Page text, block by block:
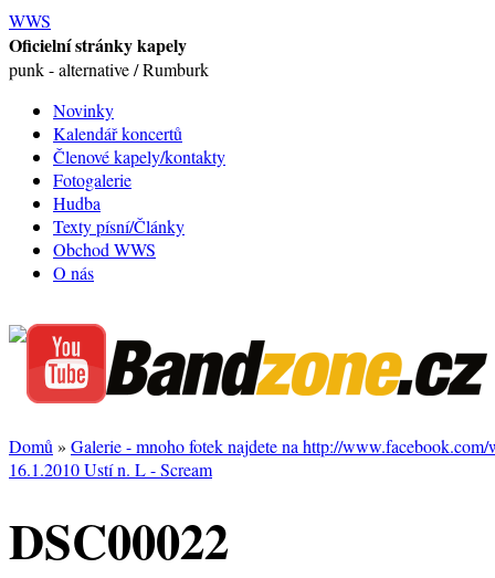
WWS
Oficielní stránky kapely
punk - alternative / Rumburk
Novinky
Kalendář koncertů
Členové kapely/kontakty
Fotogalerie
Hudba
Texty písní/Články
Obchod WWS
O nás
Domů » Galerie - mnoho fotek najdete na http://www.facebook.com/
16.1.2010 Ustí n. L - Scream
DSC00022